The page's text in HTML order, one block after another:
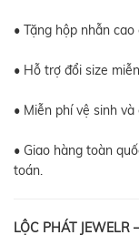
• Tặng hộp nhẫn
• Hỗ trợ đổi size
• Miễn phí vệ sinh
• Giao hàng toàn
toán.
LỘC PHÁT JEWELR